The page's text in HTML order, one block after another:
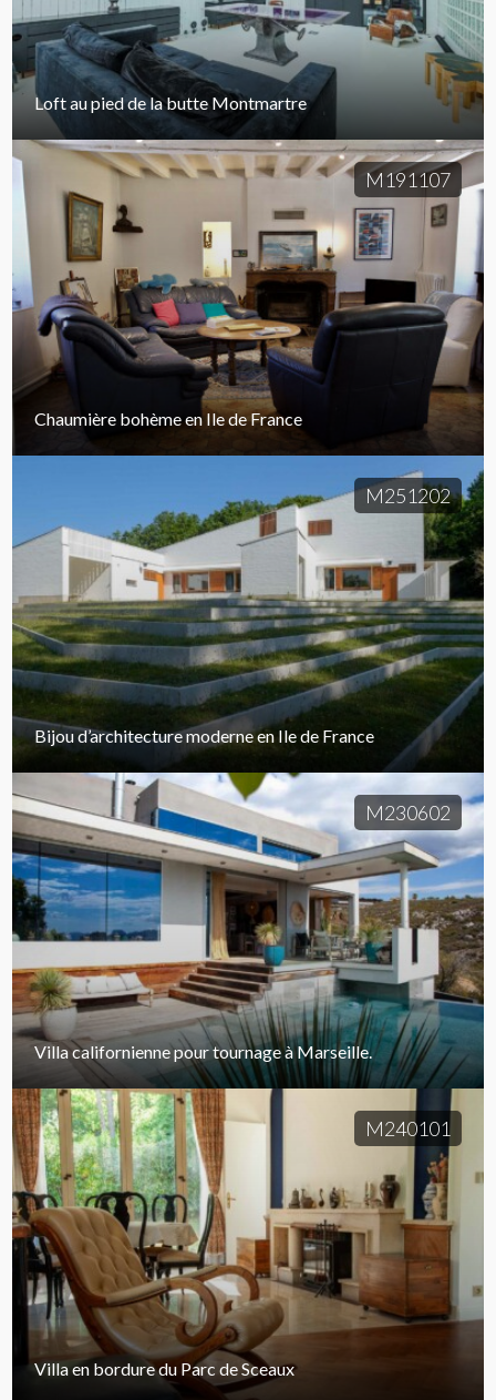
Loft au pied de la butte Montmartre
M191107
Chaumière bohème en Ile de France
M251202
Bijou d’architecture moderne en Ile de France
M230602
Villa californienne pour tournage à Marseille.
M240101
Villa en bordure du Parc de Sceaux